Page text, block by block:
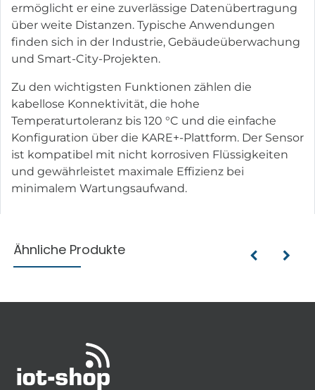
ermöglicht er eine zuverlässige Datenübertragung
über weite Distanzen. Typische Anwendungen
finden sich in der Industrie, Gebäudeüberwachung
und Smart-City-Projekten.
Zu den wichtigsten Funktionen zählen die
kabellose Konnektivität, die hohe
Temperaturtoleranz bis 120 °C und die einfache
Konfiguration über die KARE+-Plattform. Der Sensor
ist kompatibel mit nicht korrosiven Flüssigkeiten
und gewährleistet maximale Effizienz bei
minimalem Wartungsaufwand.
Ähnliche Produkte